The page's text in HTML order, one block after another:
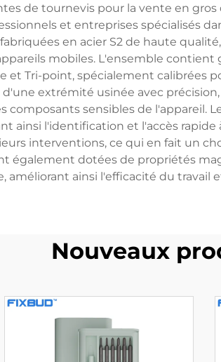
de tournevis pour la vente en
et entreprises spécialisés
en acier S2 de haute
mobiles. L'ensemble
et Tri-point, spécialement calibrées
extrémité usinée avec
composants sensibles de l'appareil.
ainsi l'identification et l'accès
interventions, ce qui en fait un
également dotées de propriétés
améliorant ainsi l'efficacité du
Nouveaux